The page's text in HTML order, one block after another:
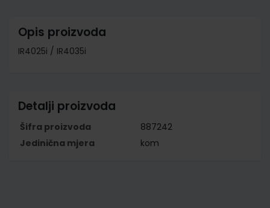
Opis proizvoda
IR4025i / IR4035i
Detalji proizvoda
Šifra proizvoda
887242
Jedinična mjera
kom